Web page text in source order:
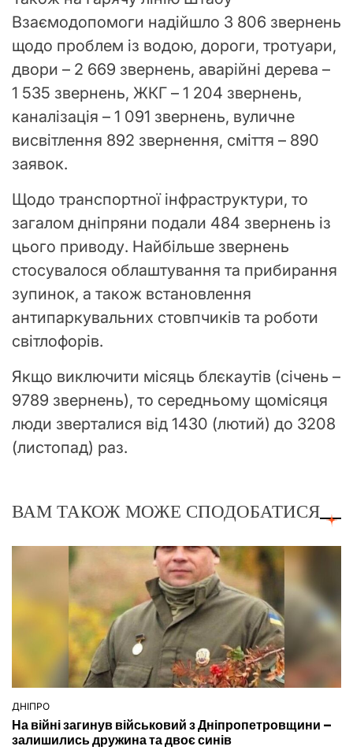
Взаємодопомоги надійшло 3 806 звернень
щодо проблем із водою, дороги, тротуари,
двори – 2 669 звернень, аварійні дерева –
1 535 звернень, ЖКГ – 1 204 звернень,
каналізація – 1 091 звернень, вуличне
висвітлення 892 звернення, сміття – 890
заявок.
Щодо транспортної інфраструктури, то
загалом дніпряни подали 484 звернень із
цього приводу. Найбільше звернень
стосувалося облаштування та прибирання
зупинок, а також встановлення
антипаркувальних стовпчиків та роботи
світлофорів.
Якщо виключити місяць блєкаутів (січень –
9789 звернень), то середньому щомісяця
люди зверталися від 1430 (лютий) до 3208
(листопад) раз.
ВАМ ТАКОЖ МОЖЕ СПОДОБАТИСЯ
ОПУБЛІКУВАТИ
У
ДНІПРО
На війні загинув військовий з Дніпропетровщини –
залишились дружина та двоє синів